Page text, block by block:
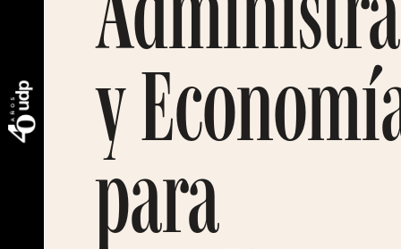
y
para